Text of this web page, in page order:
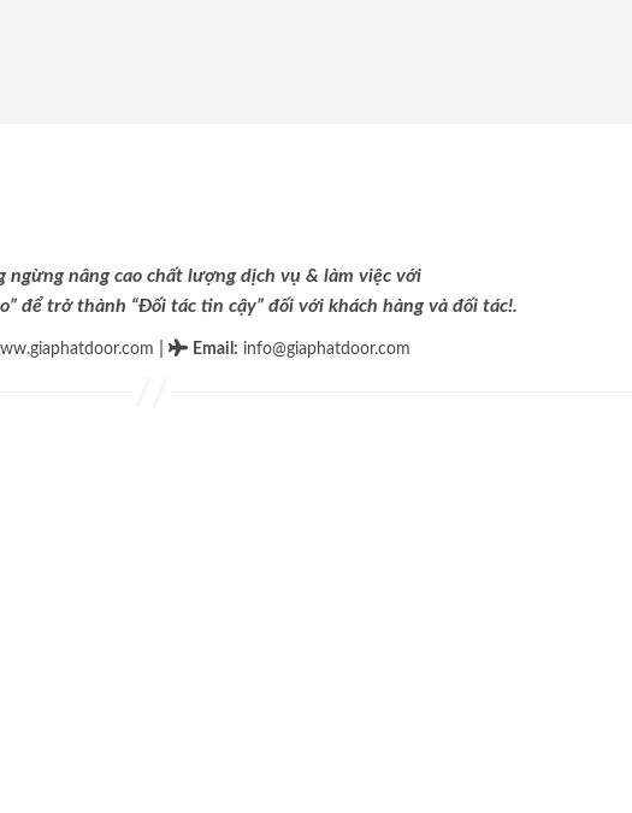
ngừng nâng cao chất lượng dịch vụ & làm việc với
để trở thành “Đối tác tin cậy” đối với khách hàng và đối tác!.
Email : info@giaphatdoor.com